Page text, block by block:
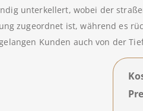
unterkellert, wobei der
zugeordnet ist, während es
Kunden auch von der